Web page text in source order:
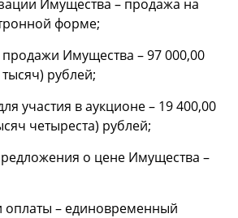
Имущества – продажа на
форме;
Имущества – 97 000,00
рублей;
участия в аукционе – 19 400,00
четыреста) рублей;
о цене Имущества –
оплаты – единовременный